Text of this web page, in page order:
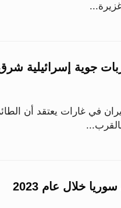
ضربات جوية إسرائيلية
لإيران في غارات يعتقد أن